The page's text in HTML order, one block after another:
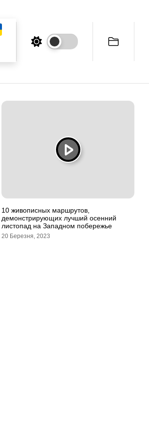
10 живописных маршрутов,
демонстрирующих лучший осенний
листопад на Западном побережье
20 Березня, 2023